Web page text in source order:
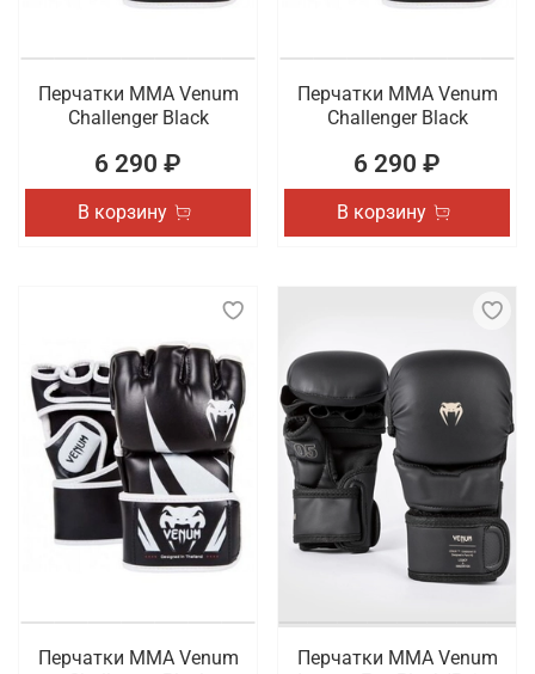
Перчатки ММА Venum
Challenger Black
6 290 ₽
В корзину
Перчатки ММА Venum
Challenger Black
6 290 ₽
В корзину
Перчатки ММА Venum
Перчатки ММА Venum